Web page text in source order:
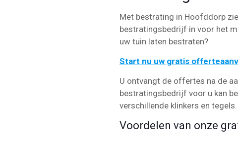
Met bestrating in Hoofddorp
bestratingsbedrijf in voor het
uw tuin laten bestraten?
Start nu uw gratis
U ontvangt de offertes na de
bestratingsbedrijf voor u kan
verschillende klinkers en tegels.
Voordelen van onze